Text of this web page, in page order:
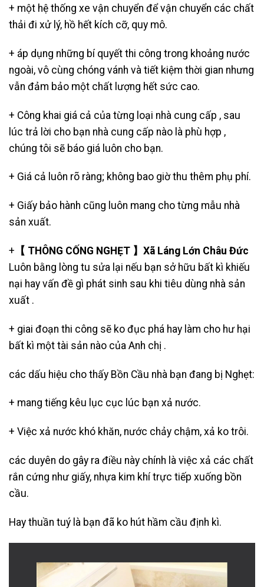
+ một hệ thống xe vận chuyển để vận chuyển các chất
thải đi xử lý, hồ hết kích cỡ, quy mô.
+ áp dụng những bí quyết thi công trong khoảng nước
ngoài, vô cùng chóng vánh và tiết kiệm thời gian nhưng
vẫn đảm bảo một chất lượng hết sức cao.
+ Công khai giá cả của từng loại nhà cung cấp , sau
lúc trả lời cho bạn nhà cung cấp nào là phù hợp ,
chúng tôi sẽ báo giá luôn cho bạn.
+ Giá cả luôn rõ ràng; không bao giờ thu thêm phụ phí.
+ Giấy bảo hành cũng luôn mang cho từng mẫu nhà
sản xuất.
+ 【 THÔNG CỐNG NGHẸT 】Xã Láng Lớn Châu Đức
Luôn bằng lòng tu sửa lại nếu bạn sở hữu bất kì khiếu
nại hay vấn đề gì phát sinh sau khi tiêu dùng nhà sản
xuất .
+ giai đoạn thi công sẽ ko đục phá hay làm cho hư hại
bất kì một tài sản nào của Anh chị .
các dấu hiệu cho thấy Bồn Cầu nhà bạn đang bị Nghẹt:
+ mang tiếng kêu lục cục lúc bạn xả nước.
+ Việc xả nước khó khăn, nước chảy chậm, xả ko trôi.
các duyên do gây ra điều này chính là việc xả các chất
rắn cứng như giấy, nhựa kim khí trực tiếp xuống bồn
cầu.
Hay thuần tuý là bạn đã ko hút hầm cầu định kì.